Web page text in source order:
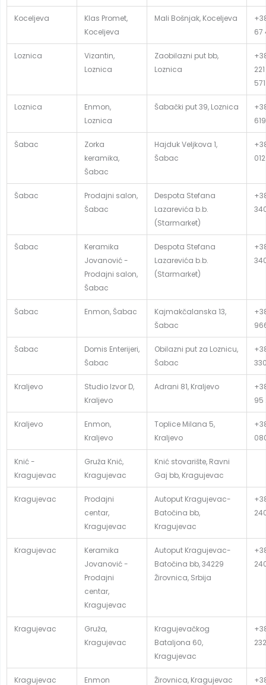
Koceljeva
Klas Promet,
Koceljeva
Mali Bošnjak, Koceljeva
67
Loznica
Vizantin,
Loznica
Zaobilazni put bb,
Loznica
Loznica
Enmon,
Loznica
Šabački put 39, Loznica
619
Šabac
Zorka
keramika,
Šabac
Hajduk Veljkova 1,
Šabac
012
Šabac
Prodajni salon,
Šabac
Despota Stefana
Lazarevića b.b.
(Starmarket)
Šabac
Keramika
Jovanović -
Prodajni salon,
Šabac
Despota Stefana
Lazarevića b.b.
(Starmarket)
Šabac Enmon, Šabac
Kajmakčalanska 13,
Šabac
Šabac
Domis Enterijeri,
Šabac
Obilazni put za Loznicu,
Šabac
Kraljevo
Studio Izvor D,
Kraljevo
Adrani 81, Kraljevo
95
Kraljevo
Enmon,
Kraljevo
Toplice Milana 5,
Kraljevo
Knić -
Kragujevac
Gruža Knić,
Kragujevac
Knić stovarište, Ravni
Gaj bb, Kragujevac
Kragujevac
Prodajni
centar,
Kragujevac
Autoput Kragujevac-
Batočina bb,
Kragujevac
Kragujevac
Keramika
Jovanović -
Prodajni
centar,
Kragujevac
Autoput Kragujevac-
Batočina bb, 34229
Žirovnica, Srbija
Kragujevac
Gruža,
Kragujevac
Kragujevačkog
Bataljona 60,
Kragujevac
232
Kragujevac Enmon Žirovnica, Kragujevac